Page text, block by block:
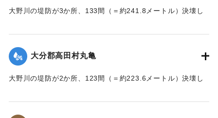
大野川の堤防が3か所、133間（＝約241.8メートル）決壊し
｜固有コード: 002680205
大分郡高田村丸亀
大野川の堤防が2か所、123間（＝約223.6メートル）決壊し